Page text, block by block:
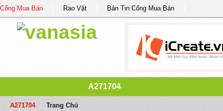
Cổng Mua Bán Rao Vặt Bản Tin Cổng Mua Bán
A271704
A271704 Trang Chủ